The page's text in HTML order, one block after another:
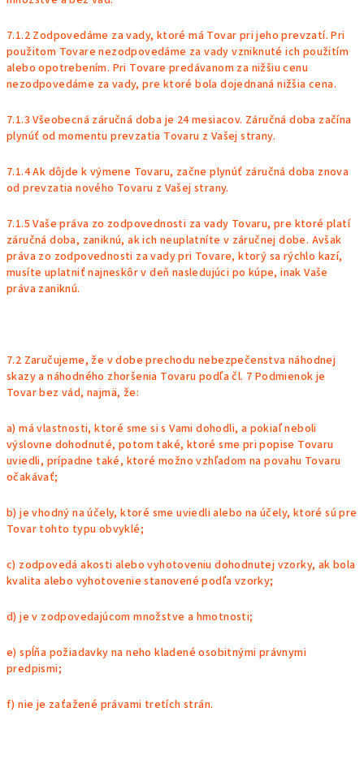
7.1.2 Zodpovedáme za vady, ktoré má Tovar pri jeho prevzatí. Pri
použitom Tovare nezodpovedáme za vady vzniknuté ich použitím
alebo opotrebením. Pri Tovare predávanom za nižšiu cenu
nezodpovedáme za vady, pre ktoré bola dojednaná nižšia cena.
7.1.3 Všeobecná záručná doba je 24 mesiacov. Záručná doba začína
plynúť od momentu prevzatia Tovaru z Vašej strany.
7.1.4 Ak dôjde k výmene Tovaru, začne plynúť záručná doba znova
od prevzatia nového Tovaru z Vašej strany.
7.1.5 Vaše práva zo zodpovednosti za vady Tovaru, pre ktoré platí
záručná doba, zaniknú, ak ich neuplatníte v záručnej dobe. Avšak
práva zo zodpovednosti za vady pri Tovare, ktorý sa rýchlo kazí,
musíte uplatniť najneskôr v deň nasledujúci po kúpe, inak Vaše
práva zaniknú.
7.2 Zaručujeme, že v dobe prechodu nebezpečenstva náhodnej
skazy a náhodného zhoršenia Tovaru podľa čl. 7 Podmienok je
Tovar bez vád, najmä, že:
a) má vlastnosti, ktoré sme si s Vami dohodli, a pokiaľ neboli
výslovne dohodnuté, potom také, ktoré sme pri popise Tovaru
uviedli, prípadne také, ktoré možno vzhľadom na povahu Tovaru
očakávať;
b) je vhodný na účely, ktoré sme uviedli alebo na účely, ktoré sú pre
Tovar tohto typu obvyklé;
c) zodpovedá akosti alebo vyhotoveniu dohodnutej vzorky, ak bola
kvalita alebo vyhotovenie stanovené podľa vzorky;
d) je v zodpovedajúcom množstve a hmotnosti;
e) spĺňa požiadavky na neho kladené osobitnými právnymi
predpismi;
f) nie je zaťažené právami tretích strán.